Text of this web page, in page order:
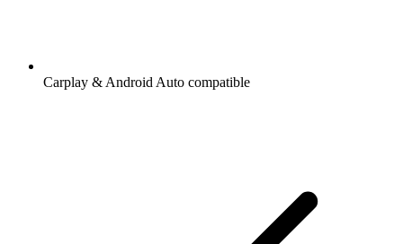
Carplay & Android Auto compatible